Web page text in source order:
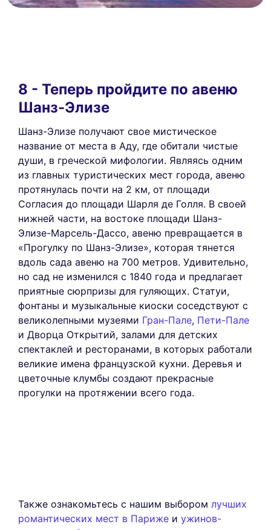
8 - Теперь пройдите по авеню
Шанз-Элизе
Шанз-Элизе получают свое мистическое
название от места в Аду, где обитали чистые
души, в греческой мифологии. Являясь одним
из главных туристических мест города, авеню
протянулась почти на 2 км, от площади
Согласия до площади Шарля де Голля. В своей
нижней части, на востоке площади Шанз-
Элизе-Марсель-Дассо, авеню превращается в
«Прогулку по Шанз-Элизе», которая тянется
вдоль сада авеню на 700 метров. Удивительно,
но сад не изменился с 1840 года и предлагает
приятные сюрпризы для гуляющих. Статуи,
фонтаны и музыкальные киоски соседствуют с
великолепными музеями Гран-Пале, Пети-Пале
и Дворца Открытий, залами для детских
спектаклей и ресторанами, в которых работали
великие имена французской кухни. Деревья и
цветочные клумбы создают прекрасные
прогулки на протяжении всего года.
Также ознакомьтесь с нашим выбором лучших
романтических мест в Париже и ужинов-